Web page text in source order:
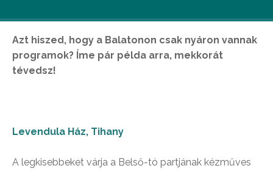
Azt hiszed, hogy a Balatonon csak nyáron vannak
programok? Íme pár példa arra, mekkorát
tévedsz!
Levendula Ház, Tihany
A legkisebbeket várja a Belső-tó partjának kézműves